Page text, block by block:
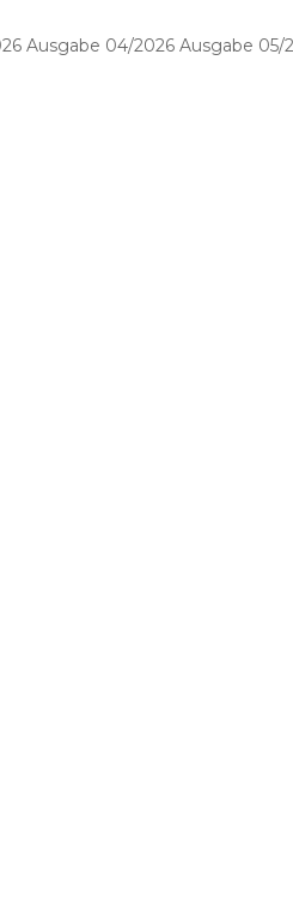
Ausgabe 04/2026 Ausgabe